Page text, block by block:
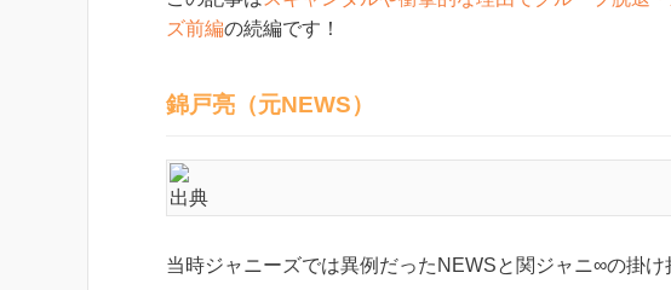
ズ前編の続編です！
錦戸亮（元NEWS）
出典
当時ジャニーズでは異例だったNEWSと関ジャニ∞の掛け